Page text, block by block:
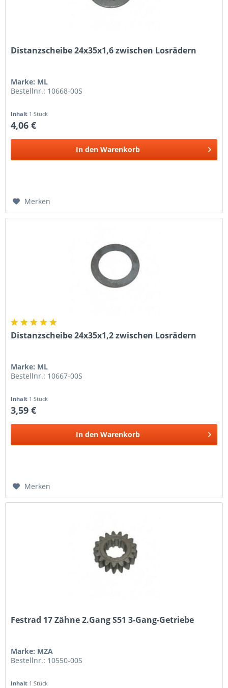
Distanzscheibe 24x35x1,6 zwischen Losrädern
Marke: ML
Bestellnr.: 10668-00S
Inhalt 1 Stück
4,06 €
In den Warenkorb
Merken
Distanzscheibe 24x35x1,2 zwischen Losrädern
Marke: ML
Bestellnr.: 10667-00S
Inhalt 1 Stück
3,59 €
In den Warenkorb
Merken
Festrad 17 Zähne 2.Gang S51 3-Gang-Getriebe
Marke: MZA
Bestellnr.: 10550-00S
Inhalt 1 Stück